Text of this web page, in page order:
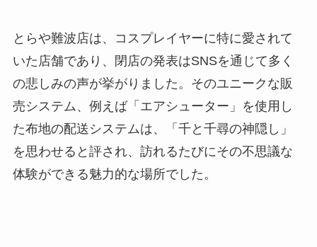
とらや難波店は、コスプレイヤーに特に愛されて
いた店舗であり、閉店の発表はSNSを通じて多く
の悲しみの声が挙がりました。そのユニークな販
売システム、例えば「エアシューター」を使用し
た布地の配送システムは、「千と千尋の神隠し」
を思わせると評され、訪れるたびにその不思議な
体験ができる魅力的な場所でした。